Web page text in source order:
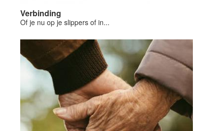
Verbinding
Of je nu op je slippers of in...